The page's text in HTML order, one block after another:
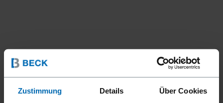
Zustimmung Details Über Cookies